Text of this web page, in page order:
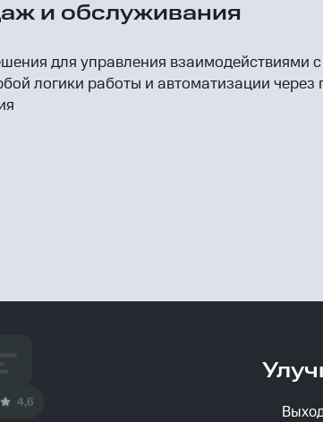
и обслуживания
для управления взаимодействиями
логики работы и автоматизации через